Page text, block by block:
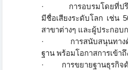
· การอบรมโดยที่ป
มีชื่อเสียงระดับโลก เช่น
สาขาต่างๆ และผู้ประกอบ
· การสนับสนุนทาง
ฐาน พร้อมโอกาสการเข้า
· การขยายฐานธุรกิจ